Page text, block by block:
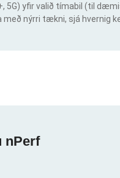
5G) yfir valið tímabil (til
nýrri tækni, sjá hvernig
nPerf